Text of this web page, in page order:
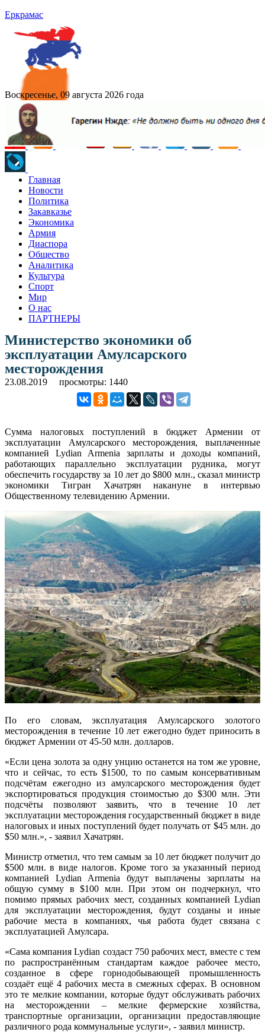
Еркрамас
Воскресенье, 09 августа 2026 года
Главная
Новости
Политика
Закавказье
Экономика
Армия
Диаспора
Общество
Аналитика
Культура
Спорт
Мир
О нас
ПАРТНЕРЫ
Министерство экономики об
эксплуатации Амулсарского
месторождения
23.08.2019 просмотры: 1440
Сумма налоговых поступлений в бюджет Армении от
эксплуатации Амулсарского месторождения, выплаченные
компанией Lydian Armenia зарплаты и доходы компаний,
работающих параллельно эксплуатации рудника, могут
обеспечить государству за 10 лет до $800 млн., сказал министр
экономики Тигран Хачатрян накануне в интервью
Общественному телевидению Армении.
По его словам, эксплуатация Амулсарского золотого
месторождения в течение 10 лет ежегодно будет приносить в
бюджет Армении от 45-50 млн. долларов.
«Если цена золота за одну унцию останется на том же уровне,
что и сейчас, то есть $1500, то по самым консервативным
подсчётам ежегодно из амулсарского месторождения будет
экспортироваться продукция стоимостью до $300 млн. Эти
подсчёты позволяют заявить, что в течение 10 лет
эксплуатации месторождения государственный бюджет в виде
налоговых и иных поступлений будет получать от $45 млн. до
$50 млн.», - заявил Хачатрян.
Министр отметил, что тем самым за 10 лет бюджет получит до
$500 млн. в виде налогов. Кроме того за указанный период
компанией Lydian Armenia будут выплачены зарплаты на
общую сумму в $100 млн. При этом он подчеркнул, что
помимо прямых рабочих мест, созданных компанией Lydian
для эксплуатации месторождения, будут созданы и иные
рабочие места в компаниях, чья работа будет связана с
эксплуатацией Амулсара.
«Сама компания Lydian создаст 750 рабочих мест, вместе с тем
по распространённым стандартам каждое рабочее место,
созданное в сфере горнодобывающей промышленность
создаёт ещё 4 рабочих места в смежных сферах. В основном
это те мелкие компании, которые будут обслуживать рабочих
на месторождении – мелкие фермерские хозяйства,
транспортные организации, организации предоставляющие
различного рода коммунальные услуги», - заявил министр.